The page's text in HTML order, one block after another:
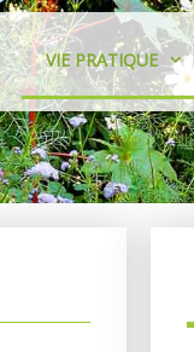
VIE PRATIQUE